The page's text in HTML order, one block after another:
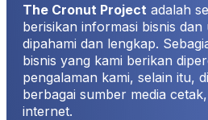
The Cronut Project adalah
berisikan informasi bisnis dan
dipahami dan lengkap.
bisnis yang kami berikan
pengalaman kami, selain itu,
berbagai sumber media
internet.